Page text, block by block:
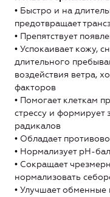
• Быстро и на
предотвращает
• Препятствует
• Успокаивает кожу,
длительного
воздействия ветра,
факторов
• Помогает клеткам
стрессу и формирует
радикалов
• Обладает
• Нормализует pH-
• Сокращает
нормализовать
• Улучшает обменные